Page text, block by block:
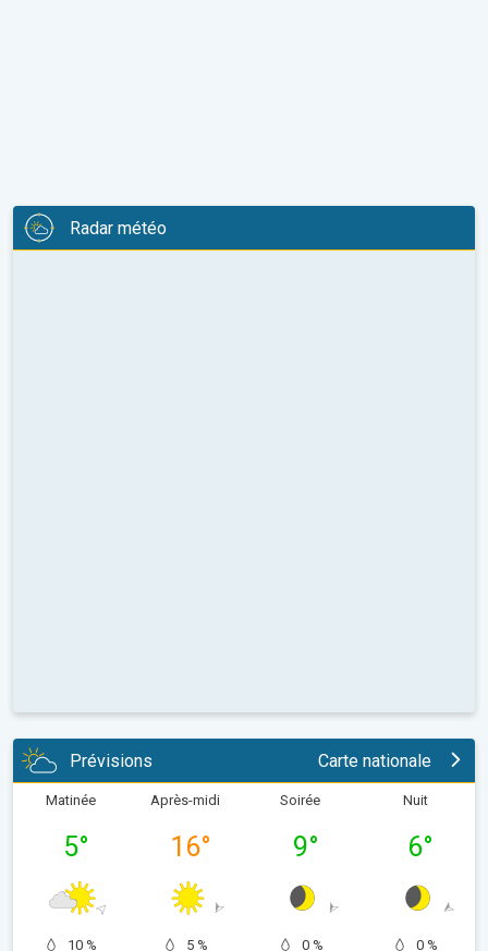
Radar météo
Prévisions Carte nationale
Matinée
5°
10 %
Après-midi
16°
5 %
Soirée
9°
0 %
Nuit
6°
0 %